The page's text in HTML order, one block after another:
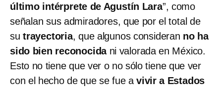
último intérprete de Agustín Lara”, como
señalan sus admiradores, que por el total de
su trayectoria, que algunos consideran no ha
sido bien reconocidani valorada en México.
Esto no tiene que ver o no sólo tiene que ver
con el hecho de que se fue avivir a Estados